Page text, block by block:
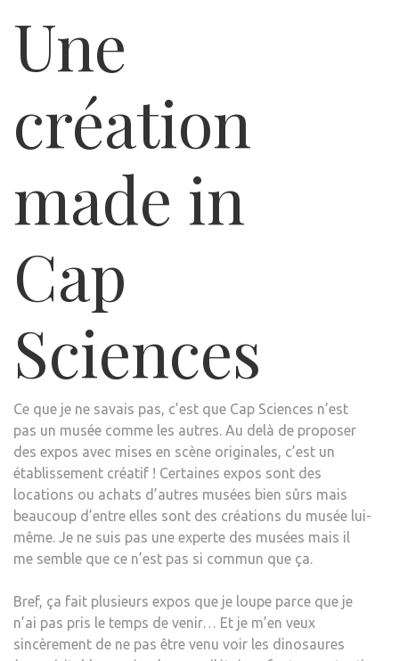
Une
création
made in
Cap
Sciences
Ce que je ne savais pas, c’est que Cap Sciences n’est
pas un musée comme les autres. Au delà de proposer
des expos avec mises en scène originales, c’est un
établissement créatif ! Certaines expos sont des
locations ou achats d’autres musées bien sûrs mais
beaucoup d’entre elles sont des créations du musée lui-
même. Je ne suis pas une experte des musées mais il
me semble que ce n’est pas si commun que ça.
Bref, ça fait plusieurs expos que je loupe parce que je
n’ai pas pris le temps de venir… Et je m’en veux
sincèrement de ne pas être venu voir les dinosaures